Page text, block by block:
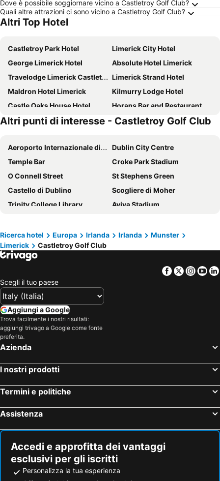
Dove è possibile soggiornare vicino a Castletroy Golf Club?
Quali altre attrazioni ci sono vicino a Castletroy Golf Club?
Altri Top Hotel
Castletroy Park Hotel
Limerick City Hotel
George Limerick Hotel
Absolute Hotel Limerick
Travelodge Limerick Castletroy
Limerick Strand Hotel
Maldron Hotel Limerick
Kilmurry Lodge Hotel
Castle Oaks House Hotel
Horans Bar and Restaurant
Woodfield House Hotel
The Old Quarter Townhouse
Radisson Blu Hotel & Spa, Limerick
Clayton Hotel Limerick
Bunratty Manor Hotel
The Savoy Hotel
No. 1 Pery Square Hotel & Spa
Greenhills Hotel Limerick
Tudor Lodge Guest Accommodation
The Lakeside Hotel & Leisure Centre
Fitzgerald's Woodlands House Hotel
The Bedford Townhouse
Killaloe Hotel & Spa
Glasha
Altri punti di interesse - Castletroy Golf Club
Aeroporto Internazionale di Dublino
Dublin City Centre
Temple Bar
Croke Park Stadium
O Connell Street
St Stephens Green
Castello di Dublino
Scogliere di Moher
Trinity College Library
Aviva Stadium
Drumcondra
Galway Railway Station
St Patrick's Day
Cattedrale di San Patrizio
Merrion Square
The Convention Centre Dublin
Molly Malone
Marlay Park
The O2 Dublin
Christ Church Cathedral
Parco Nazionale di Connemara
Porto di Galway
Irish Stud
Ranelagh
Aran Islands
O Connell Bridge
RDS Dublin
Docklands
Santry
Rocca di Cashel
Barna
Dundrum Town Centre
Parco Nazionale di Killarney
Ricerca hotel Europa Irlanda Irlanda
Munster
Limerick
Castletroy Golf Club
Facebook
Twitter
Scegli il tuo paese
Aggiungi a Google
Trova facilmente i nostri risultati:
aggiungi trivago a Google come fonte
preferita.
Azienda
I nostri prodotti
Termini e politiche
Assistenza
Accedi e approfitta dei vantaggi
esclusivi per gli iscritti
Personalizza la tua esperienza